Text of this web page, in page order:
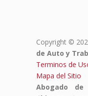
Copyright ©
de Auto y
Terminos de
Mapa del Sitio
Abogado de